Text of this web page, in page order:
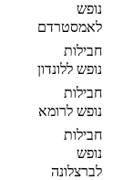
נופש
לאמסטרדם
חבילות
נופש ללונדון
חבילות
נופש לרומא
חבילות
נופש
לברצלונה